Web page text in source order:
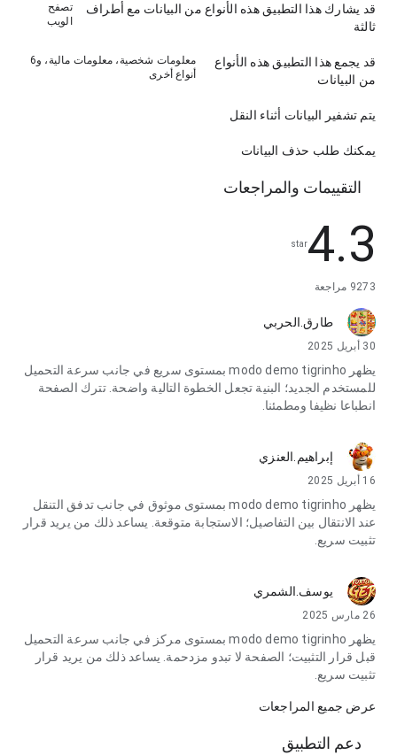
قد يشارك هذا التطبيق هذه الأنواع من البيانات مع أطراف
ثالثة
تصفح
الويب
قد يجمع هذا التطبيق هذه الأنواع
من البيانات
معلومات شخصية، معلومات مالية، و6
أنواع أخرى
يتم تشفير البيانات أثناء النقل
يمكنك طلب حذف البيانات
التقييمات والمراجعات
4.3
star
9273 مراجعة
طارق.الحربي
30 أبريل 2025
يظهر modo demo tigrinho بمستوى سريع في جانب سرعة التحميل
للمستخدم الجديد؛ البنية تجعل الخطوة التالية واضحة. تترك الصفحة
انطباعا نظيفا ومطمئنا.
إبراهيم.العنزي
16 أبريل 2025
يظهر modo demo tigrinho بمستوى موثوق في جانب تدفق التنقل
عند الانتقال بين التفاصيل؛ الاستجابة متوقعة. يساعد ذلك من يريد قرار
تثبيت سريع.
يوسف.الشمري
26 مارس 2025
يظهر modo demo tigrinho بمستوى مركز في جانب سرعة التحميل
قبل قرار التثبيت؛ الصفحة لا تبدو مزدحمة. يساعد ذلك من يريد قرار
تثبيت سريع.
عرض جميع المراجعات
دعم التطبيق